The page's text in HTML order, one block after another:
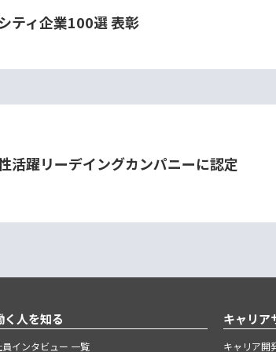
ティ企業100選 表彰
活躍リーデイングカンパニーに認定
く人を知る
員インタビュー 一覧
キャリア
キャリア開